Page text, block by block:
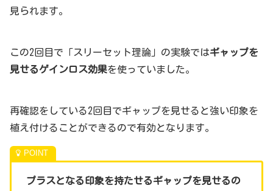
見られます。
この2回目で「スリーセット理論」の実験ではギャップを
見せるゲインロス効果を使っていました。
再確認をしている2回目でギャップを見せると強い印象を
植え付けることができるので有効となります。
プラスとなる印象を持たせるギャップを見せるの